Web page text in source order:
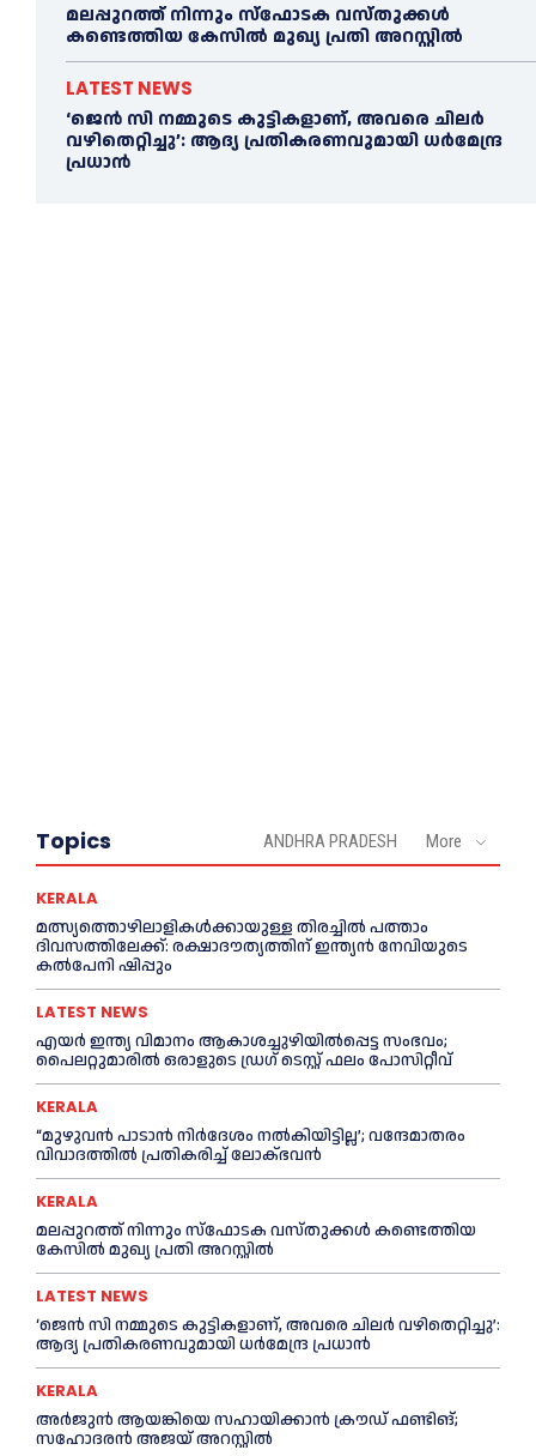
മലപ്പുറത്ത് നിന്നും സ്ഫോടക വസ്തുക്കള്‍
കണ്ടെത്തിയ കേസില്‍ മുഖ‍്യ പ്രതി അറസ്റ്റില്‍
LATEST NEWS
‘ജെൻ സി നമ്മുടെ കുട്ടികളാണ്, അവരെ ചിലര്‍
വഴിതെറ്റിച്ചു’: ആദ്യ പ്രതികരണവുമായി ധര്‍മേന്ദ്ര
പ്രധാൻ
Topics ANDHRA PRADESH More
KERALA
മത്സ്യത്തൊഴിലാളികള്‍ക്കായുള്ള തിരച്ചില്‍ പത്താം
ദിവസത്തിലേക്ക്: രക്ഷാദൗത്യത്തിന് ഇന്ത്യൻ നേവിയുടെ
കല്‍പേനി ഷിപ്പും
LATEST NEWS
എയര്‍ ഇന്ത്യ വിമാനം ആകാശച്ചുഴിയില്‍പ്പെട്ട സംഭവം;
പൈലറ്റുമാരില്‍ ഒരാളുടെ ഡ്രഗ് ടെസ്റ്റ് ഫലം പോസിറ്റീവ്
KERALA
“മുഴുവൻ പാടാൻ നിര്‍ദേശം നല്‍കിയിട്ടില്ല’; വന്ദേമാതരം
വിവാദത്തില്‍ പ്രതികരിച്ച്‌ ലോക്ഭവൻ
KERALA
മലപ്പുറത്ത് നിന്നും സ്ഫോടക വസ്തുക്കള്‍ കണ്ടെത്തിയ
കേസില്‍ മുഖ‍്യ പ്രതി അറസ്റ്റില്‍
LATEST NEWS
‘ജെൻ സി നമ്മുടെ കുട്ടികളാണ്, അവരെ ചിലര്‍ വഴിതെറ്റിച്ചു’:
ആദ്യ പ്രതികരണവുമായി ധര്‍മേന്ദ്ര പ്രധാൻ
KERALA
അര്‍ജുന്‍ ആയങ്കിയെ സഹായിക്കാൻ ക്രൗഡ് ഫണ്ടിങ്;
സഹോദരന്‍ അജയ് അറസ്റ്റില്‍